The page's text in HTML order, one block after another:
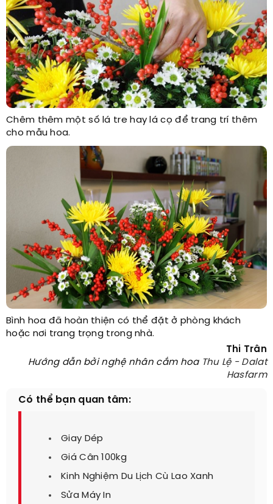
Chêm thêm một số lá tre hay lá cọ để trang trí thêm
cho mẫu hoa.
Bình hoa đã hoàn thiện có thể đặt ở phòng khách
hoặc nơi trang trọng trong nhà.
Thi Trân
Hướng dẫn bởi nghệ nhân cắm hoa Thu Lệ - Dalat
Hasfarm
Có thể bạn quan tâm:
Giay Dép
Giá Cân 100kg
Kinh Nghiệm Du Lịch Cù Lao Xanh
Sửa Máy In